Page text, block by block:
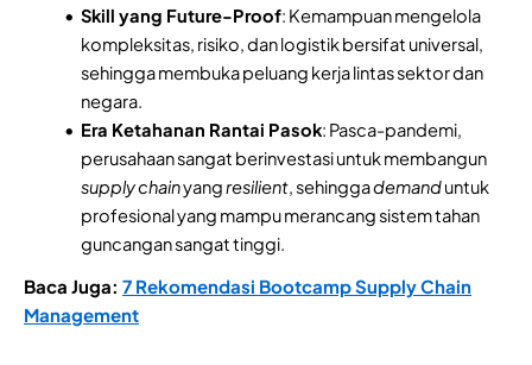
Skill yang Future-Proof: Kemampuan mengelola
kompleksitas, risiko, dan logistik bersifat universal,
sehingga membuka peluang kerja lintas sektor dan
negara.
Era Ketahanan Rantai Pasok: Pasca-pandemi,
perusahaan sangat berinvestasi untuk membangun
supplychainyangresilient, sehinggademanduntuk
profesional yang mampu merancang sistem tahan
guncangan sangat tinggi.
Baca Juga: 7 Rekomendasi Bootcamp Supply Chain
Management